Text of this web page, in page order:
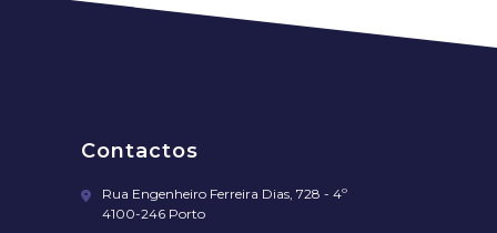
Contactos
Rua Engenheiro Ferreira Dias, 728 - 4º
4100-246 Porto